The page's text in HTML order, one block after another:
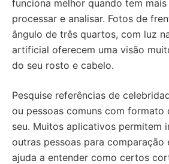
funciona melhor quando tem
processar e analisar. Fotos de
ângulo de três quartos, com luz
artificial oferecem uma visão
do seu rosto e cabelo.
Pesquise referências de
ou pessoas comuns com formato
seu. Muitos aplicativos permitem
outras pessoas para comparação
ajuda a entender como certos